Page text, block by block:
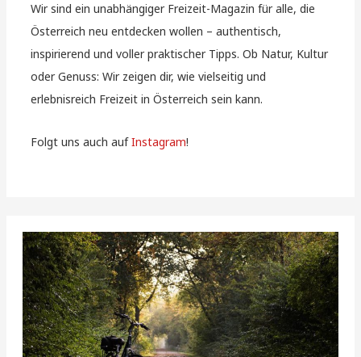
Wir sind ein unabhängiger Freizeit-Magazin für alle, die
Österreich neu entdecken wollen – authentisch,
inspirierend und voller praktischer Tipps. Ob Natur, Kultur
oder Genuss: Wir zeigen dir, wie vielseitig und
erlebnisreich Freizeit in Österreich sein kann.
Folgt uns auch aufInstagram!